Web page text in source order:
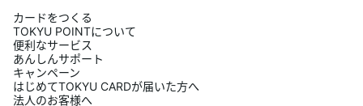
カードをつくる
TOKYU POINTについて
便利なサービス
あんしんサポート
キャンペーン
はじめてTOKYU CARDが届いた方へ
法人のお客様へ